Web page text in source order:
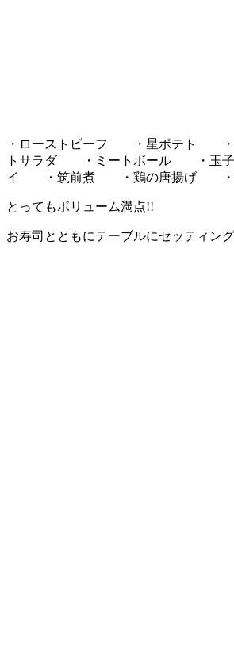
・ローストビーフ ・星ポテト
トサラダ ・ミートボール ・玉
イ ・筑前煮 ・鶏の唐揚げ ・
とってもボリューム満点!!
お寿司とともにテーブルにセッティング